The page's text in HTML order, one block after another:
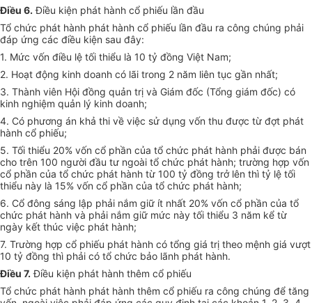
Điều 6. Điều kiện phát hành cổ phiếu lần đầu
Tổ chức phát hành phát hành cổ phiếu lần đầu ra công chúng phải
đáp ứng các điều kiện sau đây:
1. Mức vốn điều lệ tối thiểu là 10 tỷ đồng Việt Nam;
2. Hoạt động kinh doanh có lãi trong 2 năm liên tục gần nhất;
3. Thành viên Hội đồng quản trị và Giám đốc (Tổng giám đốc) có
kinh nghiệm quản lý kinh doanh;
4. Có phương án khả thi về việc sử dụng vốn thu được từ đợt phát
hành cổ phiếu;
5. Tối thiểu 20% vốn cổ phần của tổ chức phát hành phải được bán
cho trên 100 người đầu tư ngoài tổ chức phát hành; trường hợp vốn
cổ phần của tổ chức phát hành từ 100 tỷ đồng trở lên thì tỷ lệ tối
thiểu này là 15% vốn cổ phần của tổ chức phát hành;
6. Cổ đông sáng lập phải nắm giữ ít nhất 20% vốn cổ phần của tổ
chức phát hành và phải nắm giữ mức này tối thiểu 3 năm kể từ
ngày kết thúc việc phát hành;
7. Trường hợp cổ phiếu phát hành có tổng giá trị theo mệnh giá vượt
10 tỷ đồng thì phải có tổ chức bảo lãnh phát hành.
Điều 7. Điều kiện phát hành thêm cổ phiếu
Tổ chức phát hành phát hành thêm cổ phiếu ra công chúng để tăng